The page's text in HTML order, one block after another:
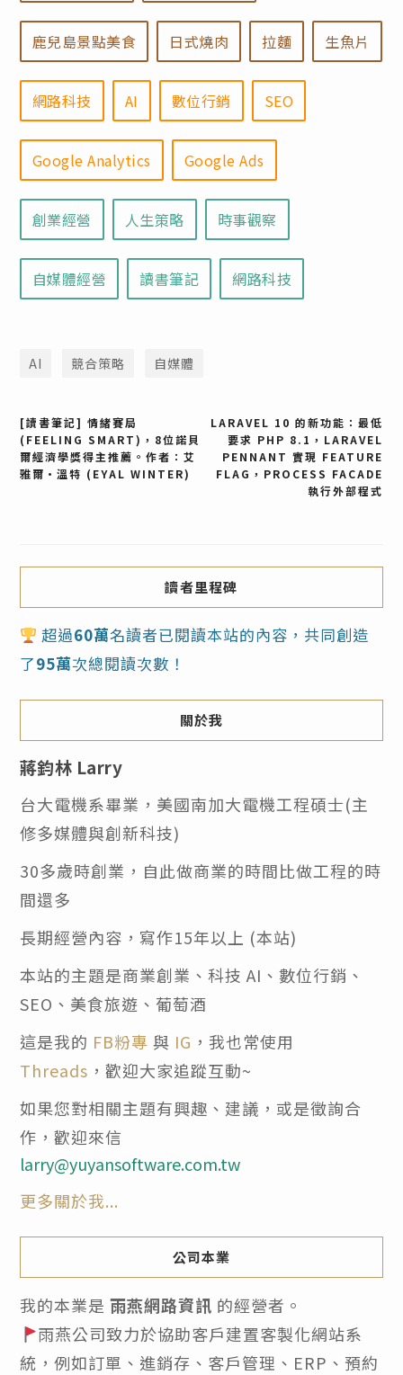
鹿兒島景點美食 日式燒肉 拉麵 生魚片
網路科技 AI 數位行銷 SEO
Google Analytics Google Ads
創業經營 人生策略 時事觀察
自媒體經營 讀書筆記 網路科技
AI 競合策略 自媒體
文
章
LARAVEL 10 的新功能：最低
要求 PHP 8.1，LARAVEL
PENNANT 實現 FEATURE
FLAG，PROCESS FACADE
執行外部程式
[讀書筆記] 情緒賽局
(FEELING SMART)，8位諾貝
爾經濟學獎得主推薦。作者：艾
雅爾·溫特 (EYAL WINTER)
讀者里程碑
超過60萬名讀者已閱讀本站的內容，共同創造
了95萬次總閱讀次數！
關於我
蔣鈞林 Larry
台大電機系畢業，美國南加大電機工程碩士(主
修多媒體與創新科技)
30多歲時創業，自此做商業的時間比做工程的時
間還多
長期經營內容，寫作15年以上 (本站)
本站的主題是商業創業、科技 AI、數位行銷、
SEO、美食旅遊、葡萄酒
這是我的 FB粉專 與 IG ，我也常使用
Threads ，歡迎大家追蹤互動~
如果您對相關主題有興趣、建議，或是徵詢合
作，歡迎來信
larry@yuyansoftware.com.tw
更多關於我...
公司本業
我的本業是 雨燕網路資訊 的經營者。
雨燕公司致力於協助客戶建置客製化網站系
統，例如訂單、進銷存、客戶管理、ERP、預約